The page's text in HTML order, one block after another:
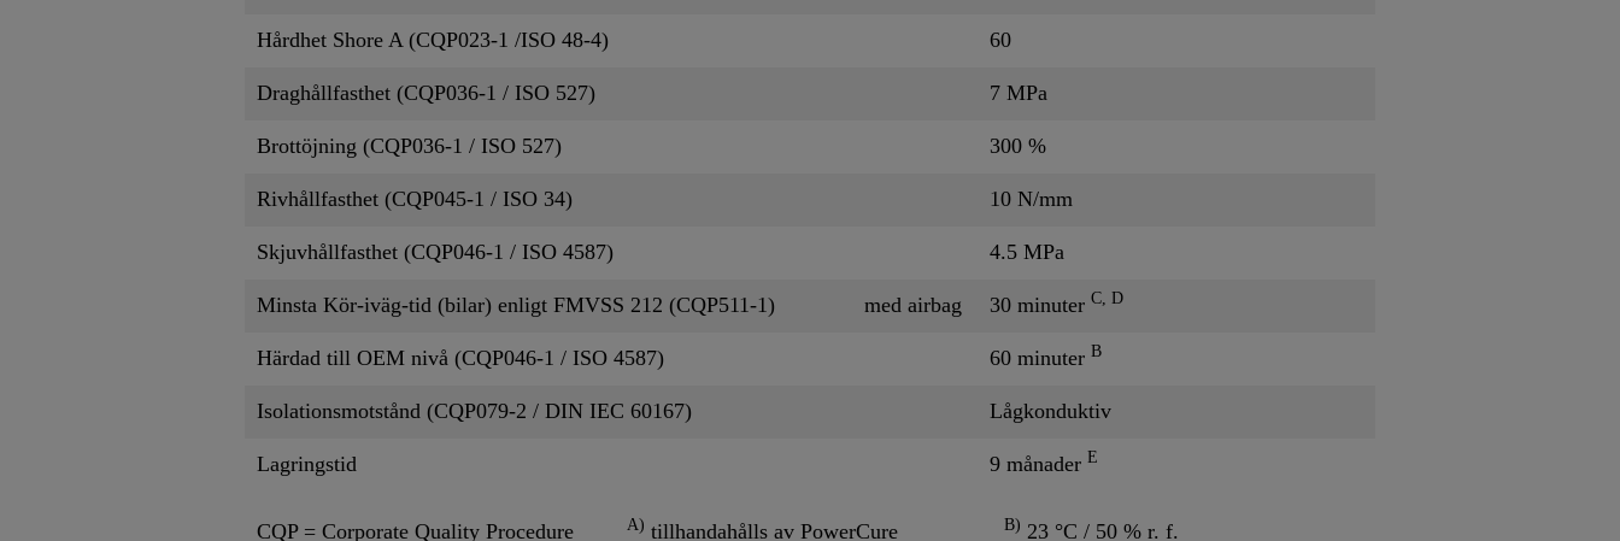
Hårdhet Shore A (CQP023-1 /ISO 48-4) 60
Draghållfasthet (CQP036-1 / ISO 527) 7 MPa
Brottöjning (CQP036-1 / ISO 527) 300 %
Rivhållfasthet (CQP045-1 / ISO 34) 10 N/mm
Skjuvhållfasthet (CQP046-1 / ISO 4587) 4.5 MPa
Minsta Kör-iväg-tid (bilar) enligt FMVSS 212 (CQP511-1) med airbag 30 minuter C, D
Härdad till OEM nivå (CQP046-1 / ISO 4587) 60 minuter B
Isolationsmotstånd (CQP079-2 / DIN IEC 60167) Lågkonduktiv
Lagringstid 9 månader E
CQP = Corporate Quality Procedure A) tillhandahålls av PowerCure B) 23 °C / 50 % r. f.